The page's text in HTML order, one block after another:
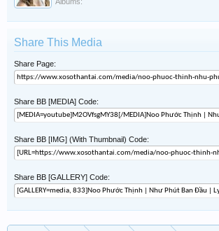
Share This Media
Share Page:
Share BB [MEDIA] Code:
Share BB [IMG] (With Thumbnail) Code:
Share BB [GALLERY] Code: